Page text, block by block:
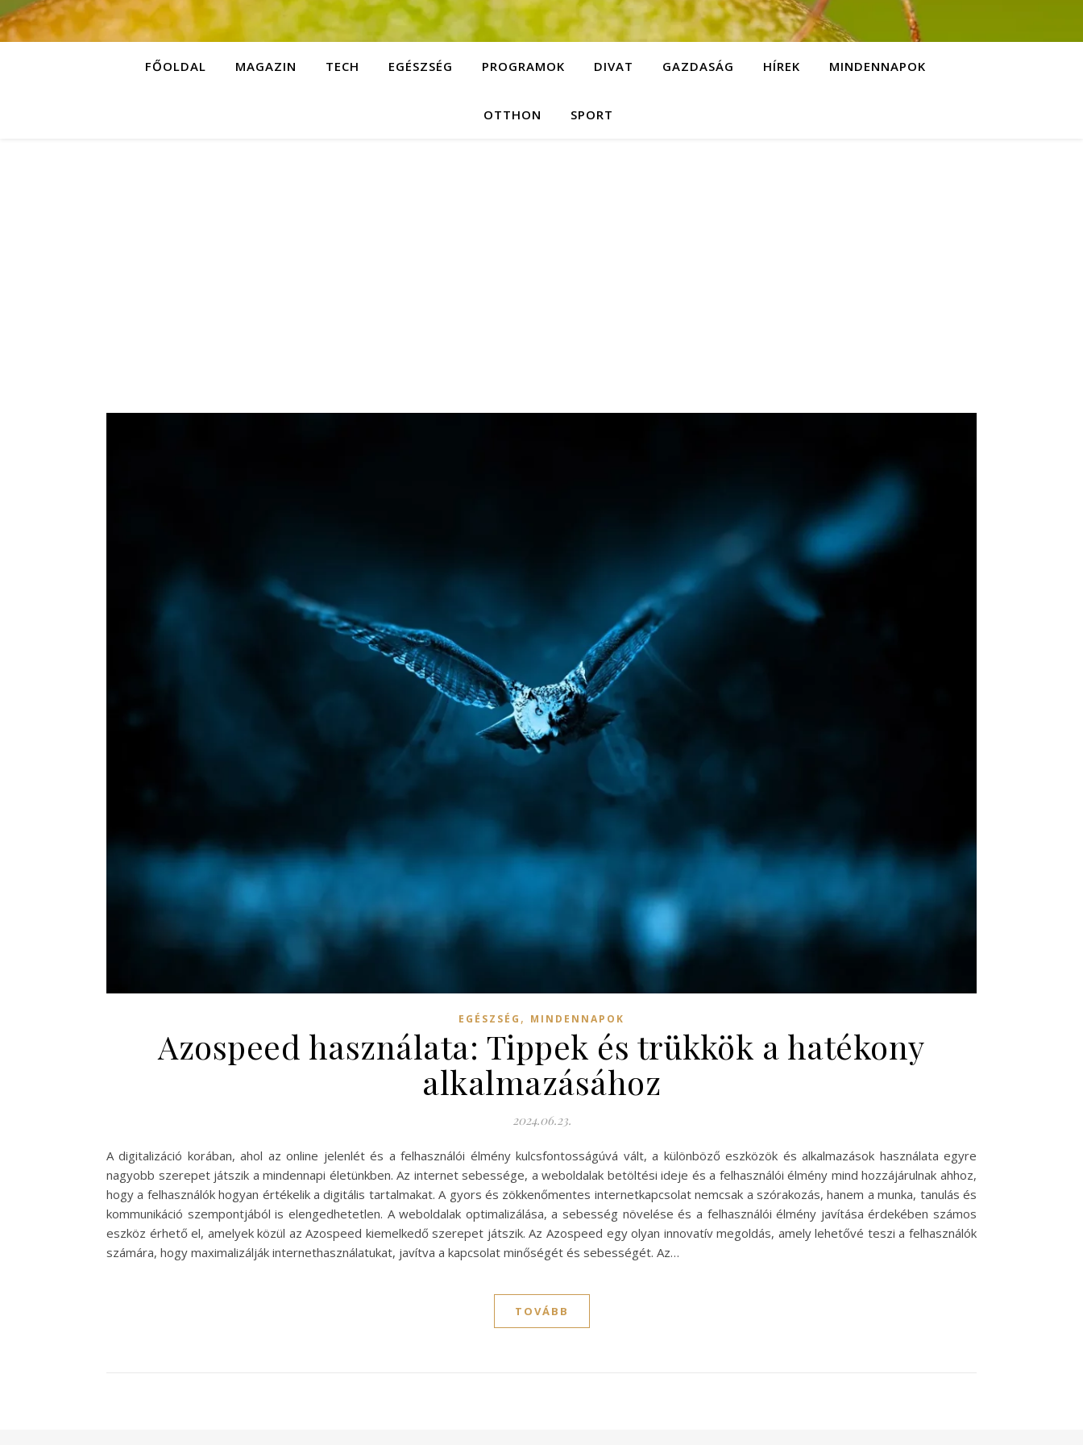
FŐOLDAL MAGAZIN TECH EGÉSZSÉG PROGRAMOK DIVAT GAZDASÁG HÍREK MINDENNAPOK
OTTHON SPORT
EGÉSZSÉG , MINDENNAPOK
Azospeed használata: Tippek és trükkök a hatékony
alkalmazásához
2024.06.23.
A digitalizáció korában, ahol az online jelenlét és a felhasználói élmény kulcsfontosságúvá vált, a különböző eszközök és alkalmazások használata egyre
nagyobb szerepet játszik a mindennapi életünkben. Az internet sebessége, a weboldalak betöltési ideje és a felhasználói élmény mind hozzájárulnak ahhoz,
hogy a felhasználók hogyan értékelik a digitális tartalmakat. A gyors és zökkenőmentes internetkapcsolat nemcsak a szórakozás, hanem a munka, tanulás és
kommunikáció szempontjából is elengedhetetlen. A weboldalak optimalizálása, a sebesség növelése és a felhasználói élmény javítása érdekében számos
eszköz érhető el, amelyek közül az Azospeed kiemelkedő szerepet játszik. Az Azospeed egy olyan innovatív megoldás, amely lehetővé teszi a felhasználók
számára, hogy maximalizálják internethasználatukat, javítva a kapcsolat minőségét és sebességét. Az…
TOVÁBB